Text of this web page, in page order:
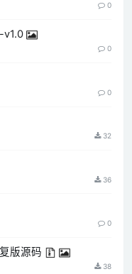
0
v1.0
0
0
32
36
0
版源码
38